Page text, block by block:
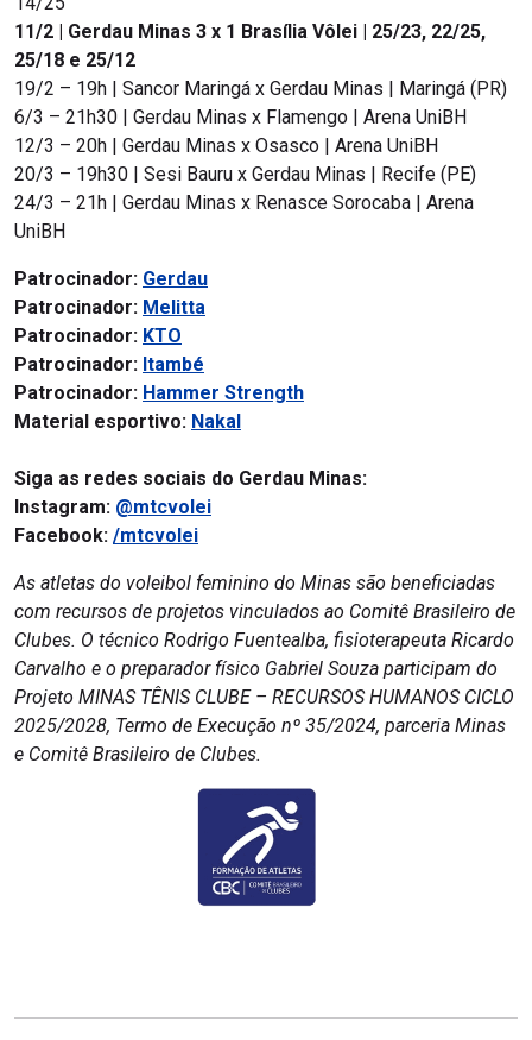
11/2 | Gerdau Minas 3 x 1 Brasília Vôlei | 25/23, 22/25,
25/18 e 25/12
19/2 – 19h | Sancor Maringá x Gerdau Minas | Maringá (PR)
6/3 – 21h30 | Gerdau Minas x Flamengo | Arena UniBH
12/3 – 20h | Gerdau Minas x Osasco | Arena UniBH
20/3 – 19h30 | Sesi Bauru x Gerdau Minas | Recife (PE)
24/3 – 21h | Gerdau Minas x Renasce Sorocaba | Arena
UniBH
Patrocinador: Gerdau
Patrocinador: Melitta
Patrocinador: KTO
Patrocinador: Itambé
Patrocinador: Hammer Strength
Material esportivo: Nakal
Siga as redes sociais do Gerdau Minas:
Instagram: @mtcvolei
Facebook: /mtcvolei
As atletas do voleibol feminino do Minas são beneficiadas
com recursos de projetos vinculados ao Comitê Brasileiro de
Clubes. O técnico Rodrigo Fuentealba, fisioterapeuta Ricardo
Carvalho e o preparador físico Gabriel Souza participam do
Projeto MINAS TÊNIS CLUBE – RECURSOS HUMANOS CICLO
2025/2028, Termo de Execução nº 35/2024, parceria Minas
e Comitê Brasileiro de Clubes.